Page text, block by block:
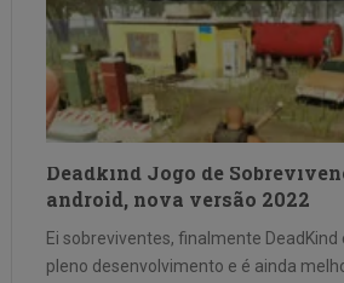
Deadkind Jogo de
android, nova versão 2022
Ei sobreviventes, finalmente
pleno desenvolvimento e é ainda